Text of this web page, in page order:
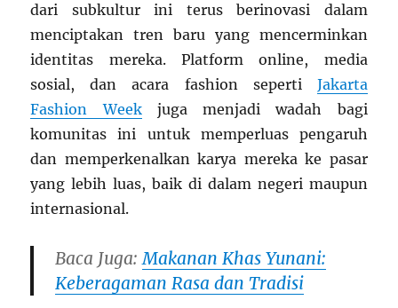
dari subkultur ini terus berinovasi dalam
menciptakan tren baru yang mencerminkan
identitas mereka. Platform online, media
sosial, dan acara fashion seperti Jakarta
Fashion Weekjuga menjadi wadah bagi
komunitas ini untuk memperluas pengaruh
dan memperkenalkan karya mereka ke pasar
yang lebih luas, baik di dalam negeri maupun
internasional.
Baca Juga:Makanan Khas Yunani:
Keberagaman Rasa dan Tradisi